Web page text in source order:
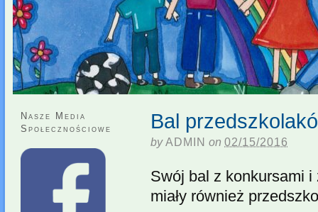
Bal
byADMIN on 02/15/2016
Swój bal z konkursami i
miały również
Nasze Media
Społecznościowe